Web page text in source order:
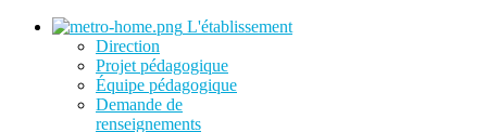
L'établissement
Direction
Projet pédagogique
Équipe pédagogique
Demande de
renseignements